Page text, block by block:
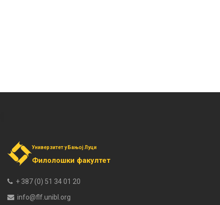
Универзитет у Бањој Луци
Филолошки факултет
+ 387 (0) 51 34 01 20
info@flf.unibl.org